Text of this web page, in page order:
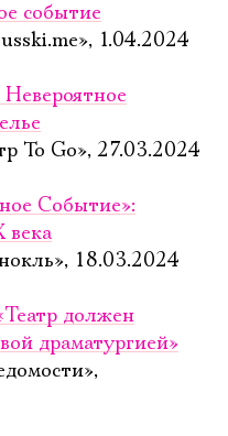
событие
1.04.2024
To Go», 27.03.2024
Событие»:
века
18.03.2024
должен
драматургией»